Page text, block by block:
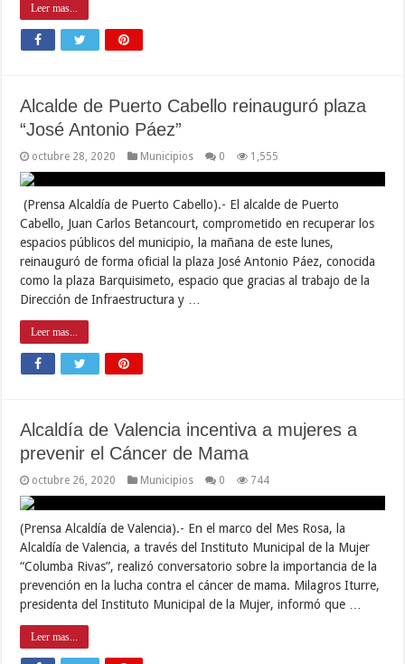
Leer mas...
Alcalde de Puerto Cabello reinauguró plaza
“José Antonio Páez”
octubre 28, 2020 Municipios 0 1,555
(Prensa Alcaldía de Puerto Cabello).- El alcalde de Puerto
Cabello, Juan Carlos Betancourt, comprometido en recuperar los
espacios públicos del municipio, la mañana de este lunes,
reinauguró de forma oficial la plaza José Antonio Páez, conocida
como la plaza Barquisimeto, espacio que gracias al trabajo de la
Dirección de Infraestructura y …
Leer mas...
Alcaldía de Valencia incentiva a mujeres a
prevenir el Cáncer de Mama
octubre 26, 2020 Municipios 0 744
(Prensa Alcaldía de Valencia).- En el marco del Mes Rosa, la
Alcaldía de Valencia, a través del Instituto Municipal de la Mujer
“Columba Rivas”, realizó conversatorio sobre la importancia de la
prevención en la lucha contra el cáncer de mama. Milagros Iturre,
presidenta del Instituto Municipal de la Mujer, informó que …
Leer mas...